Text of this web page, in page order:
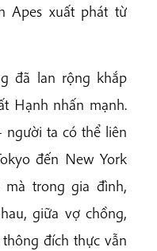
Apes xuất phát từ
đã lan rộng khắp
Hạnh nhấn mạnh.
người ta có thể liên
đến New York
trong gia đình,
giữa vợ chồng,
đích thực vẫn